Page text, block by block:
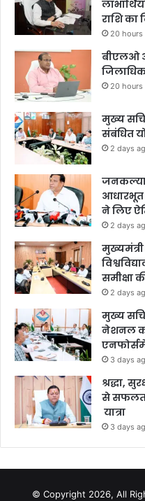
राशि का
20 hours
बीएलओ
20 hours
मुख्य
संबंधित
2 days
आधारभूत
ने लिए
2 days
मुख्यमंत्री
समीक्षा
2 days
मुख्य
नेशनल
3 days
श्रद्धा,
से
यात्रा
3 days
© Copyright 2026, All